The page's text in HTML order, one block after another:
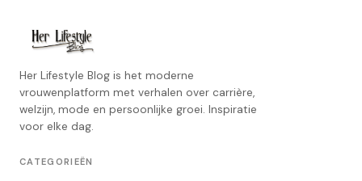
Her Lifestyle Blog is het moderne
vrouwenplatform met verhalen over carrière,
welzijn, mode en persoonlijke groei. Inspiratie
voor elke dag.
CATEGORIEËN